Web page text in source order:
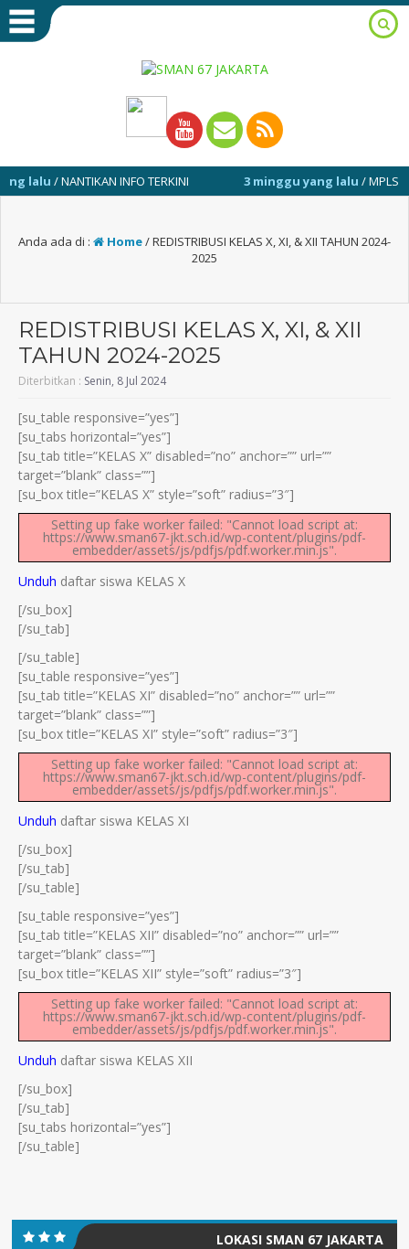
/ NANTIKAN INFO TERKINI 3 minggu yang lalu/ MPLS 13-17
Anda ada di : Home/REDISTRIBUSI KELAS X, XI, & XII TAHUN 2024-
2025
REDISTRIBUSI KELAS X, XI, & XII
TAHUN 2024-2025
Diterbitkan : Senin, 8 Jul 2024
[su_table responsive=”yes”]
[su_tabs horizontal=”yes”]
[su_tab title=”KELAS X” disabled=”no” anchor=”” url=””
target=”blank” class=””]
[su_box title=”KELAS X” style=”soft” radius=”3″]
Setting up fake worker failed: "Cannot load script at:
https://www.sman67-jkt.sch.id/wp-content/plugins/pdf-
embedder/assets/js/pdfjs/pdf.worker.min.js".
Unduh daftar siswa KELAS X
[/su_box]
[/su_tab]
[/su_table]
[su_table responsive=”yes”]
[su_tab title=”KELAS XI” disabled=”no” anchor=”” url=””
target=”blank” class=””]
[su_box title=”KELAS XI” style=”soft” radius=”3″]
Setting up fake worker failed: "Cannot load script at:
https://www.sman67-jkt.sch.id/wp-content/plugins/pdf-
embedder/assets/js/pdfjs/pdf.worker.min.js".
Unduh daftar siswa KELAS XI
[/su_box]
[/su_tab]
[/su_table]
[su_table responsive=”yes”]
[su_tab title=”KELAS XII” disabled=”no” anchor=”” url=””
target=”blank” class=””]
[su_box title=”KELAS XII” style=”soft” radius=”3″]
Setting up fake worker failed: "Cannot load script at:
https://www.sman67-jkt.sch.id/wp-content/plugins/pdf-
embedder/assets/js/pdfjs/pdf.worker.min.js".
Unduh daftar siswa KELAS XII
[/su_box]
[/su_tab]
[su_tabs horizontal=”yes”]
[/su_table]
LOKASI SMAN 67 JAKARTA